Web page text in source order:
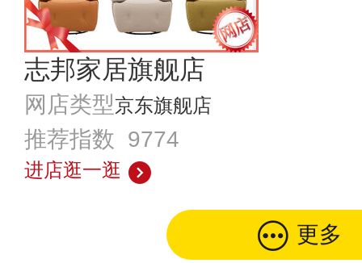
志邦家居旗舰店
网店类型京东旗舰店
推荐指数 9774
进店逛一逛
更多